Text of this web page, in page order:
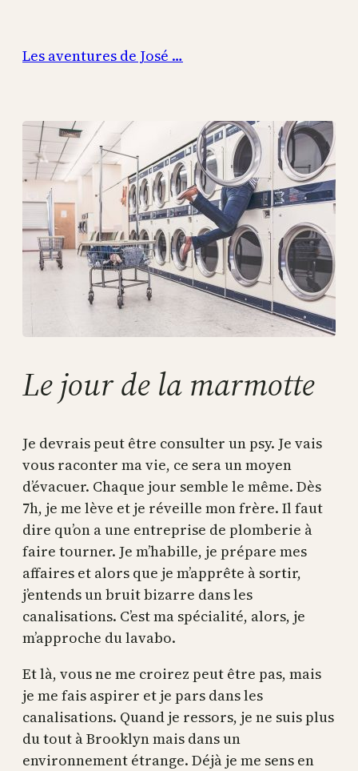
contenu
Les aventures de José …
Le jour de la marmotte
Je devrais peut être consulter un psy. Je vais
vous raconter ma vie, ce sera un moyen
d’évacuer. Chaque jour semble le même. Dès
7h, je me lève et je réveille mon frère. Il faut
dire qu’on a une entreprise de plomberie à
faire tourner. Je m’habille, je prépare mes
affaires et alors que je m’apprête à sortir,
j’entends un bruit bizarre dans les
canalisations. C’est ma spécialité, alors, je
m’approche du lavabo.
Et là, vous ne me croirez peut être pas, mais
je me fais aspirer et je pars dans les
canalisations. Quand je ressors, je ne suis plus
du tout à Brooklyn mais dans un
environnement étrange. Déjà je me sens en